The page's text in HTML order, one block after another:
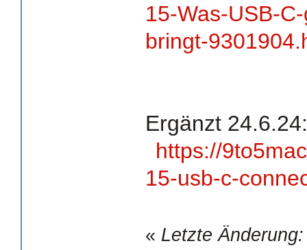
15-Was-USB-
bringt-
Ergänzt 24.6.24:
https://
15-usb-c-
« Letzte